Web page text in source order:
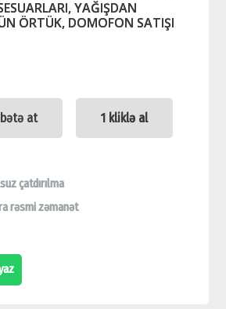
YAĞIŞDAN
ÖRTÜK, DOMOFON SATIŞI
at 1 kliklə al
çatdırılma
rəsmi zəmanət